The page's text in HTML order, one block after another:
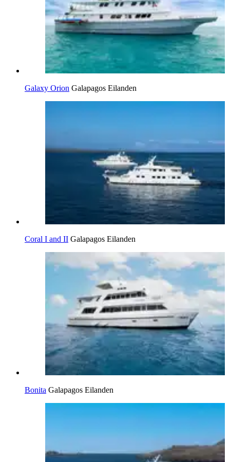
Galaxy Orion Galapagos Eilanden
Coral I and II Galapagos Eilanden
Bonita Galapagos Eilanden